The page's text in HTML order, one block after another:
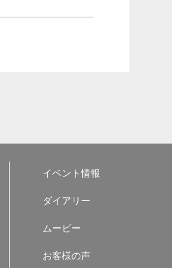
イベント情報
ダイアリー
ムービー
お客様の声